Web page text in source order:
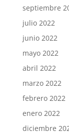
septiembre
julio 2022
junio 2022
mayo 2022
abril 2022
marzo 2022
febrero 2022
enero 2022
diciembre